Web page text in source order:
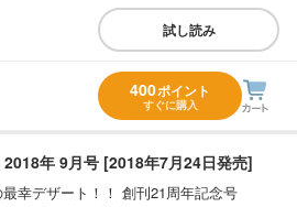
試し読み
400ポイント
すぐに購入
2018年 9月号 [2018年7月24日発売]
幸デザート！！ 創刊21周年記念号